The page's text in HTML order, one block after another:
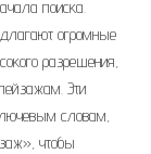
поиска.
огромные
разрешения,
Эти
словам,
чтобы